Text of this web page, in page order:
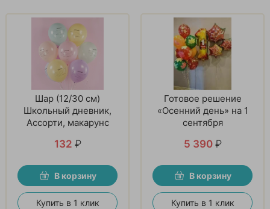
Шар (12/30 см)
Школьный дневник,
Ассорти, макарунс
132 ₽
В корзину
Купить в 1 клик
Готовое решение
«Осенний день» на 1
сентября
5 390 ₽
В корзину
Купить в 1 клик